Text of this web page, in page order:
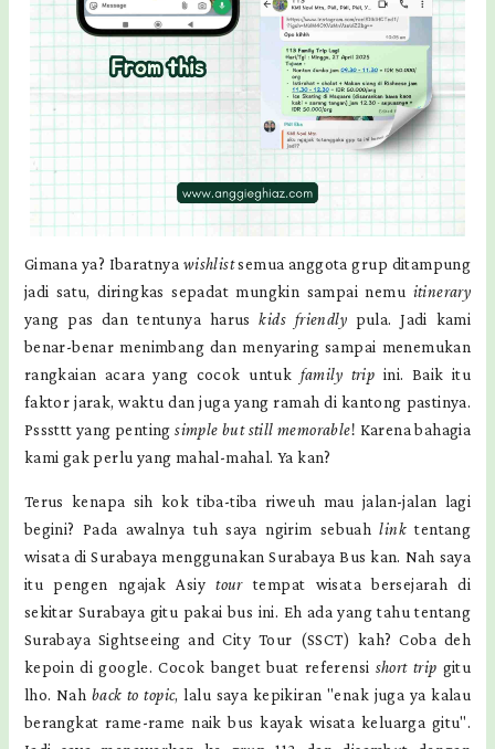
Gimana ya? Ibaratnya wishlistsemua anggota grup ditampung
jadi satu, diringkas sepadat mungkin sampai nemu itinerary
yang pas dan tentunya haruskids friendlypula. Jadi kami
benar-benar menimbang dan menyaring sampai menemukan
rangkaian acara yang cocok untuk family trip ini. Baik itu
faktor jarak, waktu dan juga yang ramah di kantong pastinya.
Psssttt yang pentingsimple but still memorable! Karena bahagia
kami gak perlu yang mahal-mahal. Ya kan?
Terus kenapa sih kok tiba-tiba riweuh mau jalan-jalan lagi
begini? Pada awalnya tuh saya ngirim sebuahlink tentang
wisata di Surabaya menggunakan Surabaya Bus kan. Nah saya
itu pengen ngajak Asiytourtempat wisata bersejarah di
sekitar Surabaya gitu pakai bus ini. Eh ada yang tahu tentang
Surabaya Sightseeing and City Tour (SSCT) kah? Coba deh
kepoin di google. Cocok banget buat referensi short trip gitu
lho. Nah back to topic, lalu saya kepikiran "enak juga ya kalau
berangkat rame-rame naik bus kayak wisata keluarga gitu".